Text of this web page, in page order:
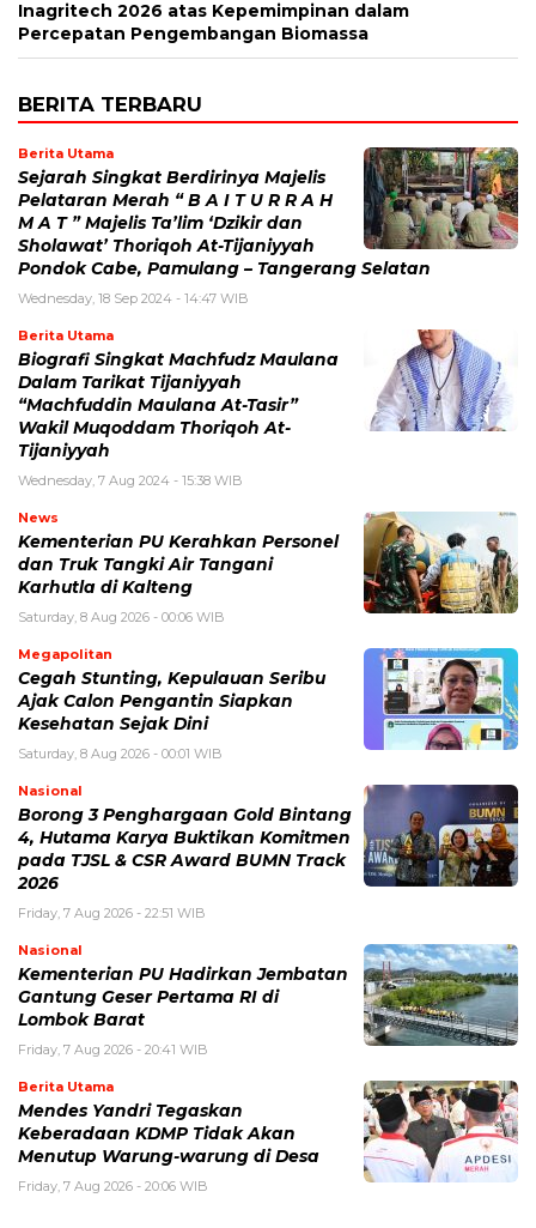
Inagritech 2026 atas Kepemimpinan dalam
Percepatan Pengembangan Biomassa
BERITA TERBARU
Berita Utama
Sejarah Singkat Berdirinya Majelis
Pelataran Merah “ B A I T U R R A H
M A T ” Majelis Ta’lim ‘Dzikir dan
Sholawat’ Thoriqoh At-Tijaniyyah
Pondok Cabe, Pamulang – Tangerang Selatan
Wednesday, 18 Sep 2024 - 14:47 WIB
Berita Utama
Biografi Singkat Machfudz Maulana
Dalam Tarikat Tijaniyyah
“Machfuddin Maulana At-Tasir”
Wakil Muqoddam Thoriqoh At-
Tijaniyyah
Wednesday, 7 Aug 2024 - 15:38 WIB
News
Kementerian PU Kerahkan Personel
dan Truk Tangki Air Tangani
Karhutla di Kalteng
Saturday, 8 Aug 2026 - 00:06 WIB
Megapolitan
Cegah Stunting, Kepulauan Seribu
Ajak Calon Pengantin Siapkan
Kesehatan Sejak Dini
Saturday, 8 Aug 2026 - 00:01 WIB
Nasional
Borong 3 Penghargaan Gold Bintang
4, Hutama Karya Buktikan Komitmen
pada TJSL & CSR Award BUMN Track
2026
Friday, 7 Aug 2026 - 22:51 WIB
Nasional
Kementerian PU Hadirkan Jembatan
Gantung Geser Pertama RI di
Lombok Barat
Friday, 7 Aug 2026 - 20:41 WIB
Berita Utama
Mendes Yandri Tegaskan
Keberadaan KDMP Tidak Akan
Menutup Warung-warung di Desa
Friday, 7 Aug 2026 - 20:06 WIB